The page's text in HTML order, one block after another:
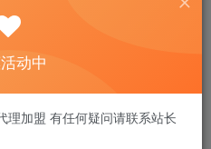
动中
理加盟 有任何疑问请联系站长